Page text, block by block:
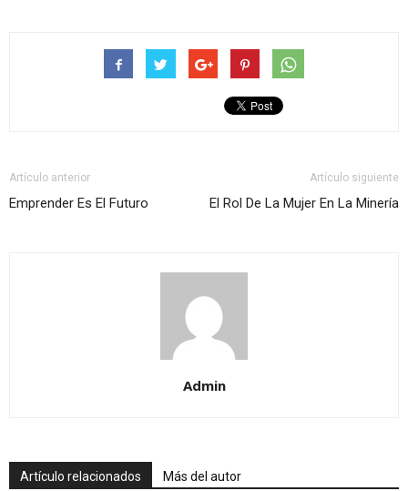
Artículo anterior
Emprender Es El Futuro
Artículo siguiente
El Rol De La Mujer En La Minería
Admin
Artículo relacionados Más del autor